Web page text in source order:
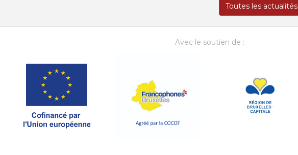
Toutes les actualités
Avec le soutien de :